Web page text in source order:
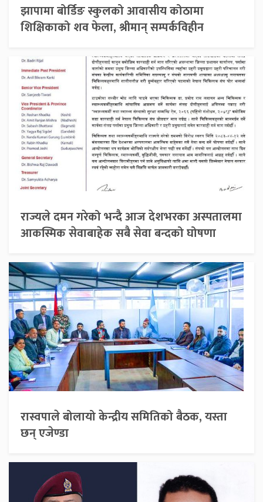
झापामा बोर्डिङ स्कुलको आवासीय कोठामा
शिक्षिकाको शव फेला, श्रीमान् सम्पर्कविहीन
राज्यले दमन गरेको भन्दै आज देशभरका अस्पतालमा
आकस्मिक सेवाबाहेक सबै सेवा बन्दको घोषणा
रास्वपाले बोलायो केन्द्रीय समितिको बैठक, यस्ता
छन् एजेण्डा